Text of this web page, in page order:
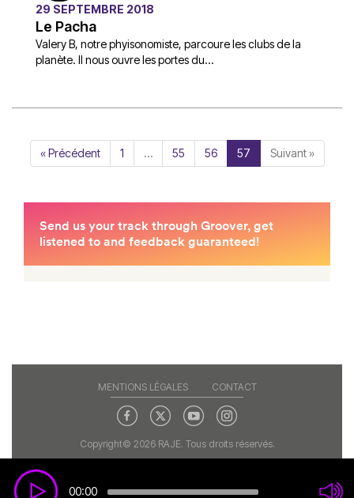
29 SEPTEMBRE 2018
Le Pacha
Valery B, notre phyisonomiste, parcoure les clubs de la
planète. Il nous ouvre les portes du...
« Précédent 1 … 55 56 57 Suivant »
00:00
MENTIONS LÉGALES CONTACT
Copyright© 2026 RAJE. Tous droits réservés.